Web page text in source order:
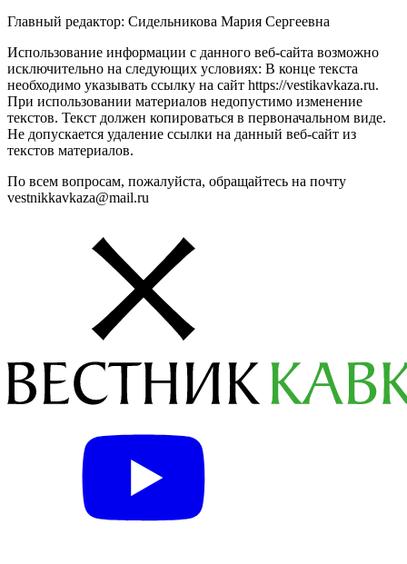
Главный редактор: Сидельникова Мария Сергеевна
Использование информации с данного веб-сайта возможно
исключительно на следующих условиях: В конце текста
необходимо указывать ссылку на сайт https://vestikavkaza.ru.
При использовании материалов недопустимо изменение
текстов. Текст должен копироваться в первоначальном виде.
Не допускается удаление ссылки на данный веб-сайт из
текстов материалов.
По всем вопросам, пожалуйста, обращайтесь на почту
vestnikkavkaza@mail.ru